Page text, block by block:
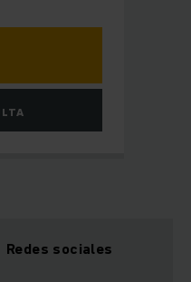
Redes sociales